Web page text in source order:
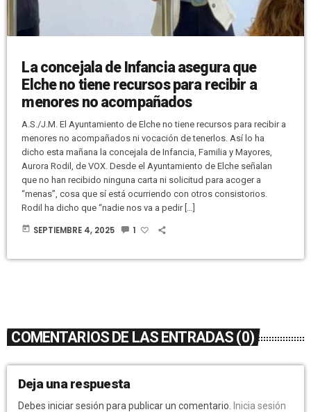
La concejala de Infancia asegura que
Elche no tiene recursos para recibir a
menores no acompañados
A.S./J.M. El Ayuntamiento de Elche no tiene recursos para recibir a
menores no acompañados ni vocación de tenerlos. Así lo ha
dicho esta mañana la concejala de Infancia, Familia y Mayores,
Aurora Rodil, de VOX. Desde el Ayuntamiento de Elche señalan
que no han recibido ninguna carta ni solicitud para acoger a
“menas”, cosa que sí está ocurriendo con otros consistorios.
Rodil ha dicho que “nadie nos va a pedir […]
today SEPTIEMBRE 4, 2025 1
COMENTARIOS DE LAS ENTRADAS (0)
Deja una respuesta
Debes iniciar sesión para publicar un comentario.
Inicia sesión